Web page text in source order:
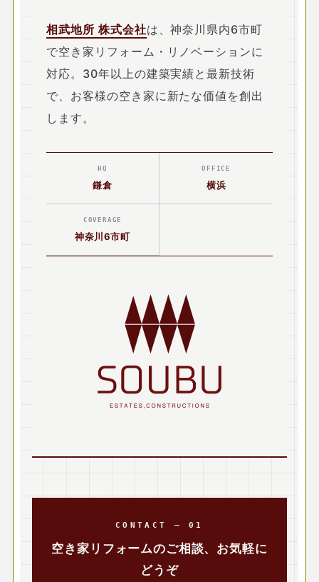
相武地所 株式会社は、神奈川県内6市町
で空き家リフォーム・リノベーションに
対応。30年以上の建築実績と最新技術
で、お客様の空き家に新たな価値を創出
します。
HQ
鎌倉
OFFICE
横浜
COVERAGE
神奈川6市町
CONTACT — 01
空き家リフォームのご相談、お気軽に
どうぞ